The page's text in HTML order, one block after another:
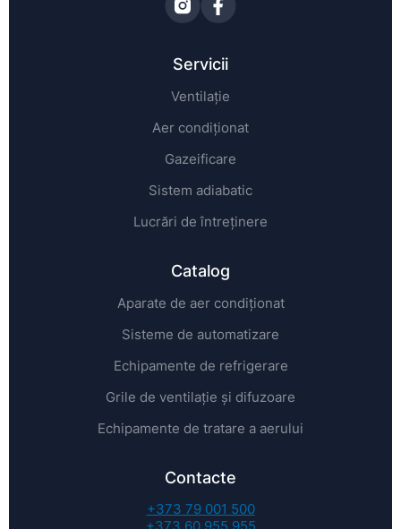
Servicii
Ventilație
Aer condiționat
Gazeificare
Sistem adiabatic
Lucrări de întreținere
Catalog
Aparate de aer condiționat
Sisteme de automatizare
Echipamente de refrigerare
Grile de ventilație și difuzoare
Echipamente de tratare a aerului
Contacte
+373 79 001 500